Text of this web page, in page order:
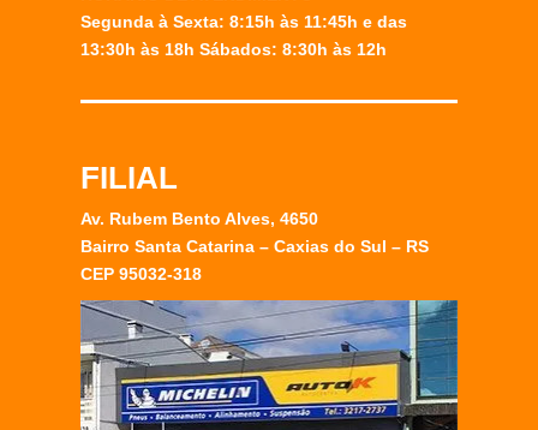
Segunda à Sexta: 8:15h às 11:45h e das
13:30h às 18h Sábados: 8:30h às 12h
FILIAL
Av. Rubem Bento Alves, 4650
Bairro Santa Catarina – Caxias do Sul – RS
CEP 95032-318